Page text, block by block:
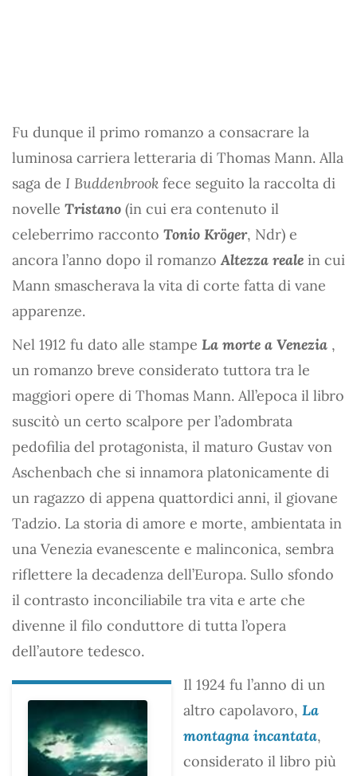
Fu dunque il primo romanzo a consacrare la
luminosa carriera letteraria di Thomas Mann. Alla
saga de I Buddenbrook fece seguito la raccolta di
novelle Tristano (in cui era contenuto il
celeberrimo racconto Tonio Kröger, Ndr) e
ancora l’anno dopo il romanzoAltezza reale in cui
Mann smascherava la vita di corte fatta di vane
apparenze.
Nel 1912 fu dato alle stampe La morte a Venezia ,
un romanzo breve considerato tuttora tra le
maggiori opere di Thomas Mann. All’epoca il libro
suscitò un certo scalpore per l’adombrata
pedofilia del protagonista, il maturo Gustav von
Aschenbach che si innamora platonicamente di
un ragazzo di appena quattordici anni, il giovane
Tadzio. La storia di amore e morte, ambientata in
una Venezia evanescente e malinconica, sembra
riflettere la decadenza dell’Europa. Sullo sfondo
il contrasto inconciliabile tra vita e arte che
divenne il filo conduttore di tutta l’opera
dell’autore tedesco.
Il 1924 fu l’anno di un
altro capolavoro, La
montagna incantata,
considerato il libro più